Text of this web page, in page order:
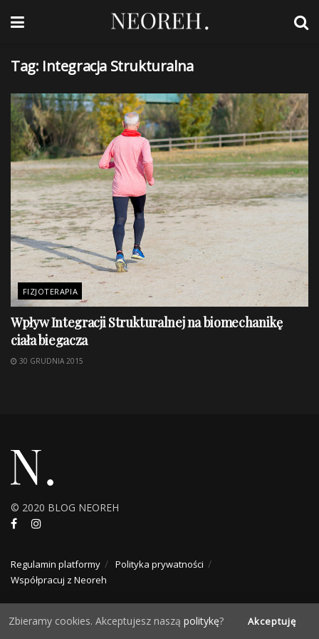
Tag: Integracja Strukturalna
FIZJOTERAPIA
Wpływ Integracji Strukturalnej na biomechanikę
ciała biegacza
30 GRUDNIA 2015
© 2020 BLOG NEOREH
Regulamin platformy
Polityka prywatności
Współpracuj z Neoreh
Zbieramy cookies. Akceptujesz naszą politykę? Akceptuję